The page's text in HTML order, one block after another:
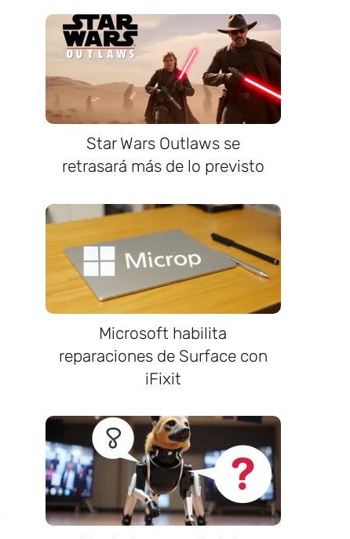
Star Wars Outlaws se
retrasará más de lo previsto
Microsoft habilita
reparaciones de Surface con
iFixit